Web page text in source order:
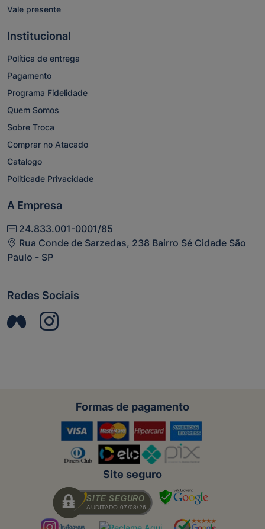
Vale presente
Institucional
Política de entrega
Pagamento
Programa Fidelidade
Quem Somos
Sobre Troca
Comprar no Atacado
Catalogo
Politicade Privacidade
A Empresa
24.833.001-0001/85
Rua Conde de Sarzedas, 238 Bairro Sé Cidade São
Paulo - SP
Redes Sociais
Formas de pagamento
Site seguro
SITE SEGURO
AUDITADO 07/08/26